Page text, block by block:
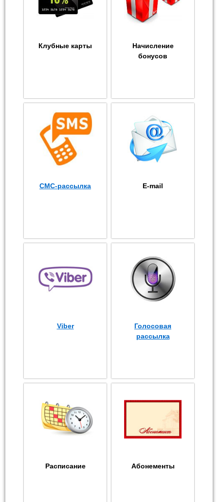
Клубные карты
Начисление
бонусов
СМС-рассылка E-mail
Viber
Голосовая
рассылка
Расписание Абонементы